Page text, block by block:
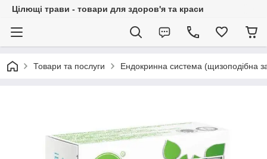
Цілющі трави - товари для здоров'я та краси
Товари та послуги Ендокринна система (щизоподібна